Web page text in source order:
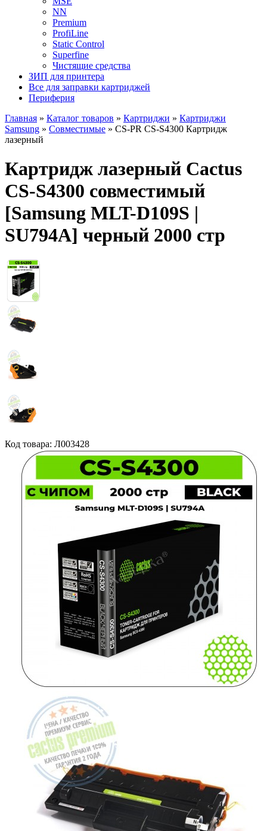
NN
Premium
ProfiLine
Static Control
Superfine
Чистящие средства
ЗИП для принтера
Все для заправки картриджей
Периферия
Главная » Каталог товаров » Картриджи » Картриджи
Samsung » Совместимые » CS-PR CS-S4300 Картридж
лазерный
Картридж лазерный Cactus
CS-S4300 совместимый
[Samsung MLT-D109S |
SU794A] черный 2000 стр
Код товара: Л003428